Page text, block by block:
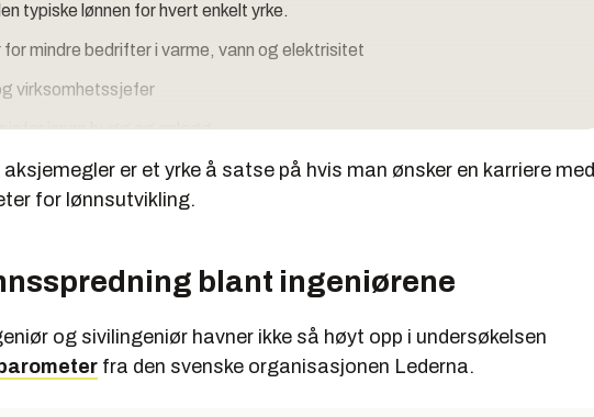
typiske lønnen for hvert enkelt yrke.
mindre bedrifter i varme, vann og elektrisitet
virksomhetssjefer
innen bygg og anlegg
sivilingeniører
og kjemiteknikere
er et yrke å satse på hvis man ønsker en karriere med
for lønnsutvikling.
blant ingeniørene
og sivilingeniør havner ikke så høyt opp i undersøkelsen
fra den svenske organisasjonen Lederna.